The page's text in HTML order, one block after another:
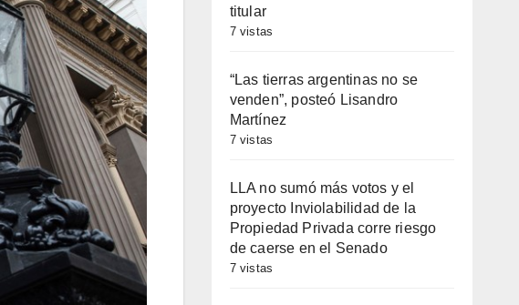
titular
7 vistas
“Las tierras argentinas no se
venden”, posteó Lisandro
Martínez
7 vistas
LLA no sumó más votos y el
proyecto Inviolabilidad de la
Propiedad Privada corre riesgo
de caerse en el Senado
7 vistas